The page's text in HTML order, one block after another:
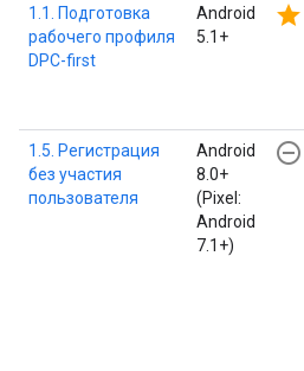
1.1. Подготовка
рабочего профиля
DPC-first
Android
5.1+
star
1.5. Регистрация
без участия
пользователя
Android
8.0+
(Pixel:
Android
7.1+)
remove_circle_outline